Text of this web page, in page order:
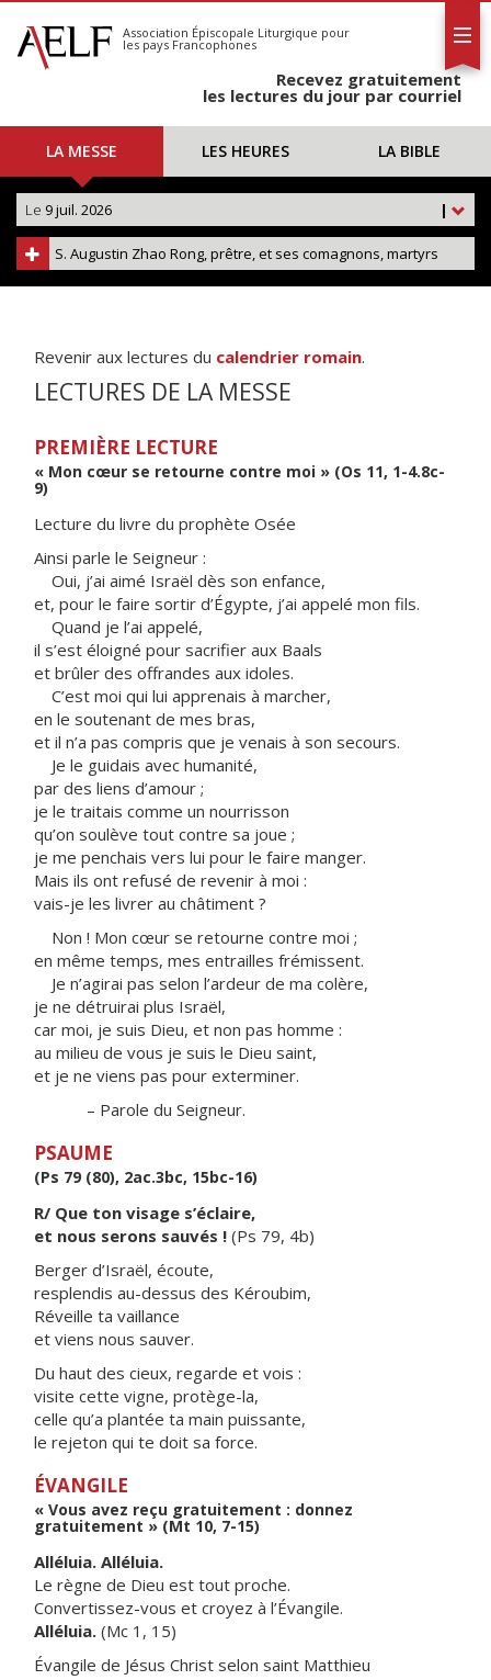
S'abonner
Calendrier
Association Épiscopale Liturgique pour
les pays Francophones
Recevez gratuitement
les lectures du jour par courriel
LA MESSE LES HEURES LA BIBLE
|
Le 9 juil. 2026
S. Augustin Zhao Rong, prêtre, et ses comagnons, martyrs
Revenir aux lectures du calendrier romain.
LECTURES DE LA MESSE
PREMIÈRE LECTURE
« Mon cœur se retourne contre moi » (Os 11, 1-4.8c-
9)
Lecture du livre du prophète Osée
Ainsi parle le Seigneur :
Oui, j’ai aimé Israël dès son enfance,
et, pour le faire sortir d’Égypte, j’ai appelé mon fils.
Quand je l’ai appelé,
il s’est éloigné pour sacrifier aux Baals
et brûler des offrandes aux idoles.
C’est moi qui lui apprenais à marcher,
en le soutenant de mes bras,
et il n’a pas compris que je venais à son secours.
Je le guidais avec humanité,
par des liens d’amour ;
je le traitais comme un nourrisson
qu’on soulève tout contre sa joue ;
je me penchais vers lui pour le faire manger.
Mais ils ont refusé de revenir à moi :
vais-je les livrer au châtiment ?
Non ! Mon cœur se retourne contre moi ;
en même temps, mes entrailles frémissent.
Je n’agirai pas selon l’ardeur de ma colère,
je ne détruirai plus Israël,
car moi, je suis Dieu, et non pas homme :
au milieu de vous je suis le Dieu saint,
et je ne viens pas pour exterminer.
– Parole du Seigneur.
PSAUME
(Ps 79 (80), 2ac.3bc, 15bc-16)
R/ Que ton visage s’éclaire,
et nous serons sauvés ! (Ps 79, 4b)
Berger d’Israël, écoute,
resplendis au-dessus des Kéroubim,
Réveille ta vaillance
et viens nous sauver.
Du haut des cieux, regarde et vois :
visite cette vigne, protège-la,
celle qu’a plantée ta main puissante,
le rejeton qui te doit sa force.
ÉVANGILE
« Vous avez reçu gratuitement : donnez
gratuitement » (Mt 10, 7-15)
Alléluia. Alléluia.
Le règne de Dieu est tout proche.
Convertissez-vous et croyez à l’Évangile.
Alléluia. (Mc 1, 15)
Évangile de Jésus Christ selon saint Matthieu